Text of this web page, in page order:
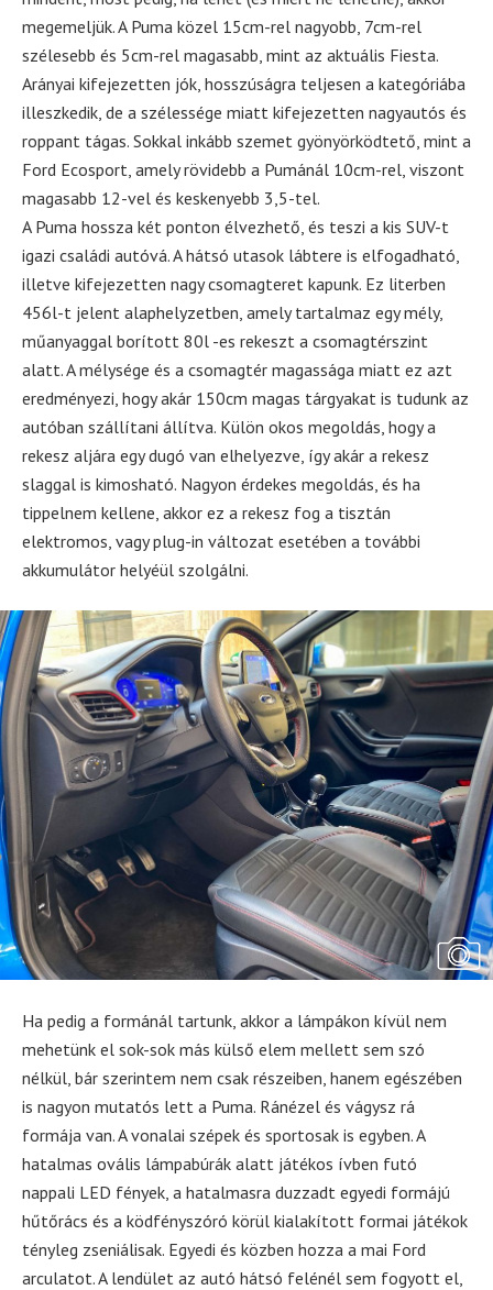
megemeljük. A Puma közel 15cm-rel nagyobb, 7cm-rel
szélesebb és 5cm-rel magasabb, mint az aktuális Fiesta.
Arányai kifejezetten jók, hosszúságra teljesen a kategóriába
illeszkedik, de a szélessége miatt kifejezetten nagyautós és
roppant tágas. Sokkal inkább szemet gyönyörködtető, mint a
Ford Ecosport, amely rövidebb a Pumánál 10cm-rel, viszont
magasabb 12-vel és keskenyebb 3,5-tel.
A Puma hossza két ponton élvezhető, és teszi a kis SUV-t
igazi családi autóvá. A hátsó utasok lábtere is elfogadható,
illetve kifejezetten nagy csomagteret kapunk. Ez literben
456l-t jelent alaphelyzetben, amely tartalmaz egy mély,
műanyaggal borított 80l -es rekeszt a csomagtérszint
alatt. A mélysége és a csomagtér magassága miatt ez azt
eredményezi, hogy akár 150cm magas tárgyakat is tudunk az
autóban szállítani állítva. Külön okos megoldás, hogy a
rekesz aljára egy dugó van elhelyezve, így akár a rekesz
slaggal is kimosható. Nagyon érdekes megoldás, és ha
tippelnem kellene, akkor ez a rekesz fog a tisztán
elektromos, vagy plug-in változat esetében a további
akkumulátor helyéül szolgálni.
Ha pedig a formánál tartunk, akkor a lámpákon kívül nem
mehetünk el sok-sok más külső elem mellett sem szó
nélkül, bár szerintem nem csak részeiben, hanem egészében
is nagyon mutatós lett a Puma. Ránézel és vágysz rá
formája van. A vonalai szépek és sportosak is egyben. A
hatalmas ovális lámpabúrák alatt játékos ívben futó
nappali LED fények, a hatalmasra duzzadt egyedi formájú
hűtőrács és a ködfényszóró körül kialakított formai játékok
tényleg zseniálisak. Egyedi és közben hozza a mai Ford
arculatot. A lendület az autó hátsó felénél sem fogyott el,